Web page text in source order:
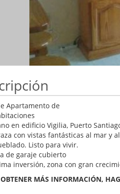
Apartamento de
en edificio Vigilia, Puerto
con vistas fantásticas al mar y
Listo para vivir.
de garaje cubierto
inversión, zona con gran
MÁS INFORMACIÓN,